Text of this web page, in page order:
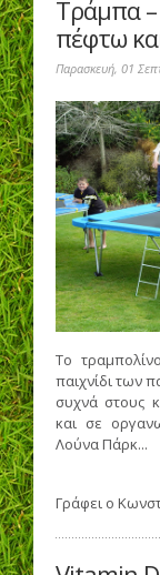
Τράμπα –
πέφτω
Παρασκευή, 01
Το
παιχνίδι των
συχνά στους
και σε
Λούνα Πάρκ...
Γράφει ο